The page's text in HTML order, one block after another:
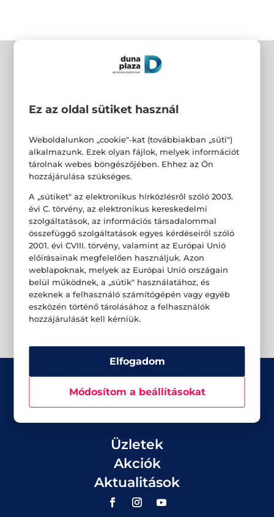
Üzletek
Akciók
Aktualitások
Ez az oldal sütiket használ
Weboldalunkon „cookie"-kat (továbbiakban „süti")
alkalmazunk. Ezek olyan fájlok, melyek információt
tárolnak webes böngészőjében. Ehhez az Ön
hozzájárulása szükséges.
A „sütiket" az elektronikus hírközlésről szóló 2003.
évi C. törvény, az elektronikus kereskedelmi
szolgáltatások, az információs társadalommal
összefüggő szolgáltatások egyes kérdéseiről szóló
2001. évi CVIII. törvény, valamint az Európai Unió
előírásainak megfelelően használjuk. Azon
weblapoknak, melyek az Európai Unió országain
belül működnek, a „sütik" használatához, és
ezeknek a felhasználó számítógépén vagy egyéb
eszközén történő tárolásához a felhasználók
hozzájárulását kell kérniük.
Elfogadom
Módosítom a beállításokat